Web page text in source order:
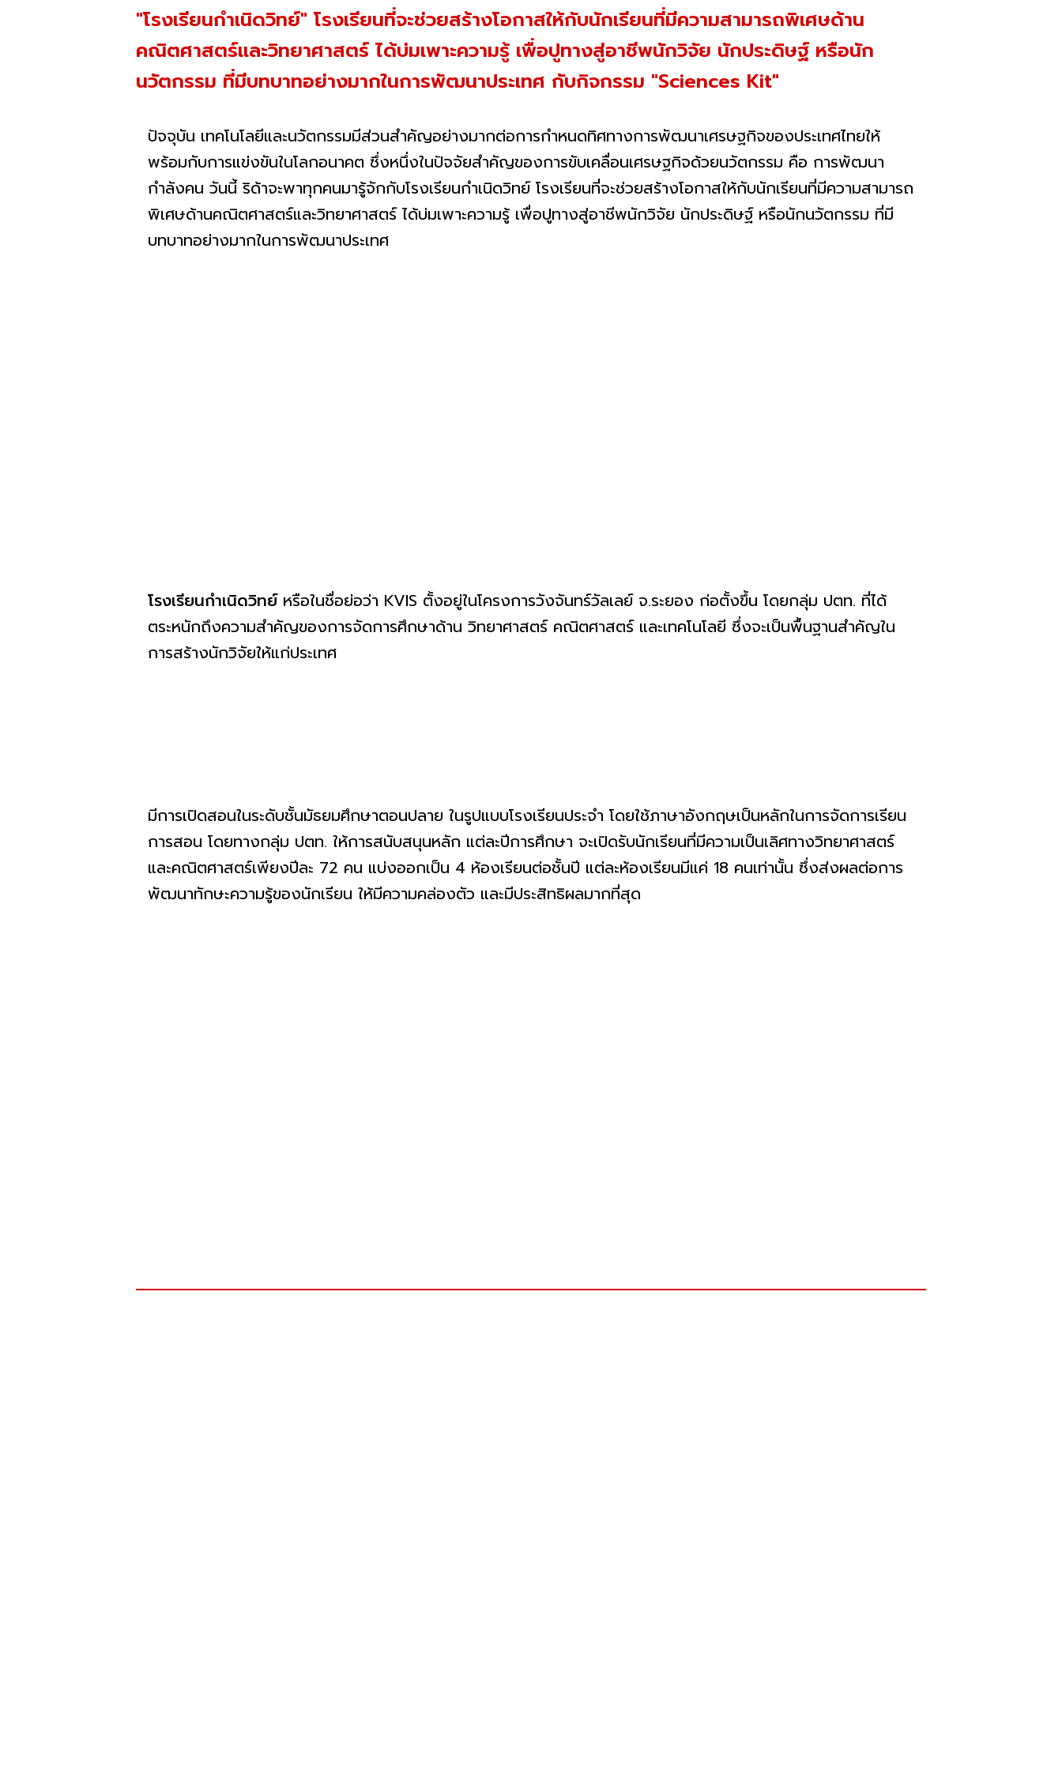
"โรงเรียนกำเนิดวิทย์" โรงเรียนที่จะช่วยสร้างโอกาสให้กับนักเรียนที่มีความสามารถพิเศษด้าน
คณิตศาสตร์และวิทยาศาสตร์ ได้บ่มเพาะความรู้ เพื่อปูทางสู่อาชีพนักวิจัย นักประดิษฐ์ หรือนัก
นวัตกรรม ที่มีบทบาทอย่างมากในการพัฒนาประเทศ กับกิจกรรม "Sciences Kit"
ปัจจุบัน เทคโนโลยีและนวัตกรรมมีส่วนสำคัญอย่างมากต่อการกำหนดทิศทางการพัฒนาเศรษฐกิจของประเทศไทยให้
พร้อมกับการแข่งขันในโลกอนาคต ซึ่งหนึ่งในปัจจัยสำคัญของการขับเคลื่อนเศรษฐกิจด้วยนวัตกรรม คือ การพัฒนา
กำลังคน วันนี้ ริด้าจะพาทุกคนมารู้จักกับโรงเรียนกำเนิดวิทย์ โรงเรียนที่จะช่วยสร้างโอกาสให้กับนักเรียนที่มีความสามารถ
พิเศษด้านคณิตศาสตร์และวิทยาศาสตร์ ได้บ่มเพาะความรู้ เพื่อปูทางสู่อาชีพนักวิจัย นักประดิษฐ์ หรือนักนวัตกรรม ที่มี
บทบาทอย่างมากในการพัฒนาประเทศ
โรงเรียนกำเนิดวิทย์หรือในชื่อย่อว่า KVIS ตั้งอยู่ในโครงการวังจันทร์วัลเลย์ จ.ระยอง ก่อตั้งขึ้น โดยกลุ่ม ปตท. ที่ได้
ตระหนักถึงความสำคัญของการจัดการศึกษาด้าน วิทยาศาสตร์ คณิตศาสตร์ และเทคโนโลยี ซึ่งจะเป็นพื้นฐานสำคัญใน
การสร้างนักวิจัยให้แก่ประเทศ
มีการเปิดสอนในระดับชั้นมัธยมศึกษาตอนปลาย ในรูปแบบโรงเรียนประจำ โดยใช้ภาษาอังกฤษเป็นหลักในการจัดการเรียน
การสอน โดยทางกลุ่ม ปตท. ให้การสนับสนุนหลัก แต่ละปีการศึกษา จะเปิดรับนักเรียนที่มีความเป็นเลิศทางวิทยาศาสตร์
และคณิตศาสตร์เพียงปีละ 72 คน แบ่งออกเป็น 4 ห้องเรียนต่อชั้นปี แต่ละห้องเรียนมีแค่ 18 คนเท่านั้น ซึ่งส่งผลต่อการ
พัฒนาทักษะความรู้ของนักเรียน ให้มีความคล่องตัว และมีประสิทธิผลมากที่สุด